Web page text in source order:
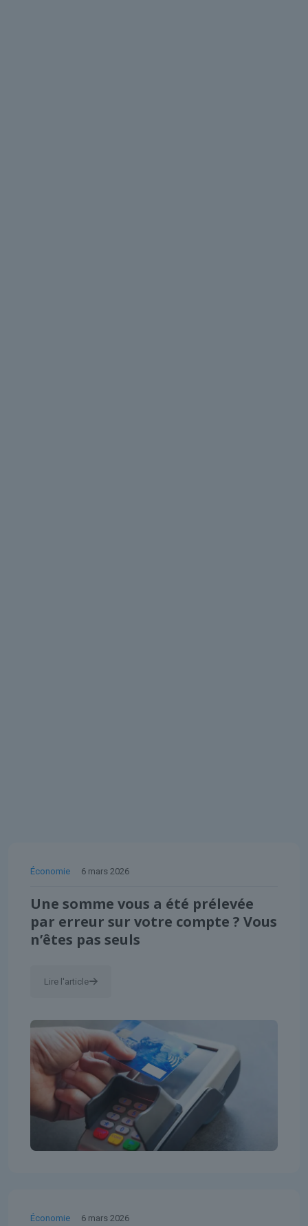
Économie 6 mars 2026
Une somme vous a été prélevée
par erreur sur votre compte ? Vous
n’êtes pas seuls
Lire l'article
Économie 6 mars 2026